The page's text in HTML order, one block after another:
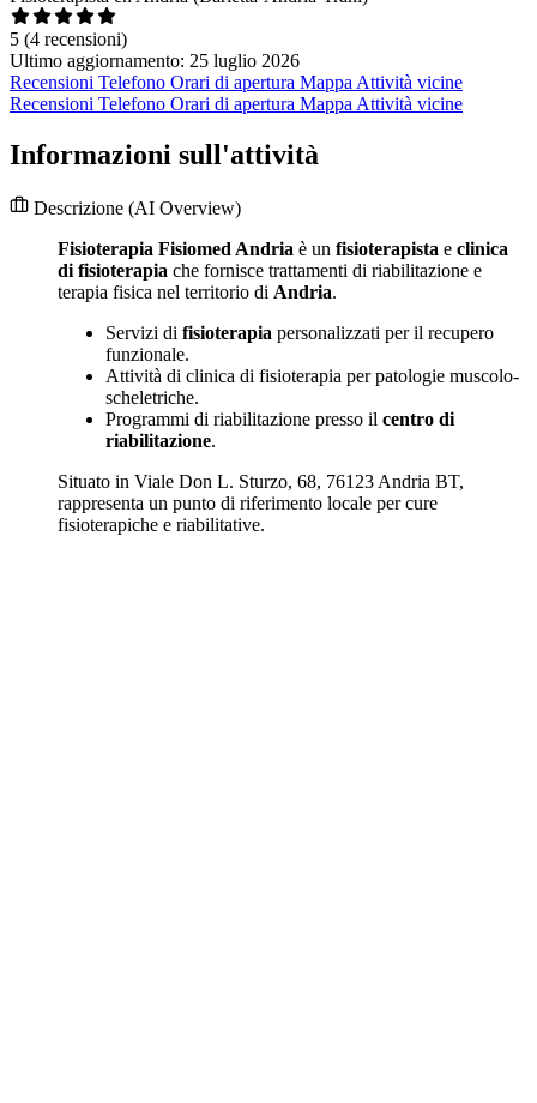
5 (4 recensioni)
Ultimo aggiornamento: 25 luglio 2026
Recensioni Telefono Orari di apertura Mappa Attività vicine
Recensioni Telefono Orari di apertura Mappa Attività vicine
Informazioni sull'attività
Descrizione (AI Overview)
Fisioterapia Fisiomed Andria è un fisioterapista e clinica
di fisioterapia che fornisce trattamenti di riabilitazione e
terapia fisica nel territorio di Andria.
Servizi di fisioterapia personalizzati per il recupero
funzionale.
Attività di clinica di fisioterapia per patologie muscolo-
scheletriche.
Programmi di riabilitazione presso il centro di
riabilitazione.
Situato in Viale Don L. Sturzo, 68, 76123 Andria BT,
rappresenta un punto di riferimento locale per cure
fisioterapiche e riabilitative.